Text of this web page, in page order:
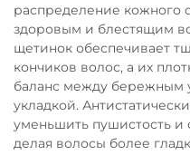
распределение кожного
здоровым и блестящим
щетинок обеспечивает
кончиков волос, а их
баланс между бережным
укладкой.
уменьшить пушистость и
делая волосы более